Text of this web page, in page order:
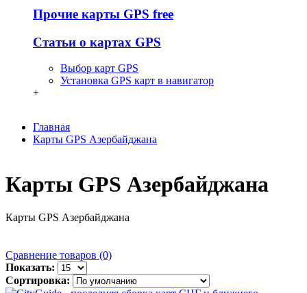
Прочие карты GPS free
Статьи о картах GPS
Выбор карт GPS
Установка GPS карт в навигатор
+
Главная
Карты GPS Азербайджана
Карты GPS Азербайджана
Карты GPS Азербайджана
Сравнение товаров (0)
Показать:
Сортировка: